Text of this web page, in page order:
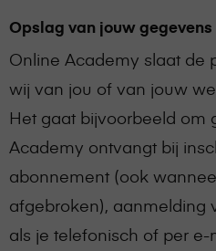
Opslag van jouw gegevens
Online Academy slaat de
wij van jou of van jouw
Het gaat bijvoorbeeld om
Academy ontvangt bij
abonnement (ook
afgebroken), aanmelding
als je telefonisch of per